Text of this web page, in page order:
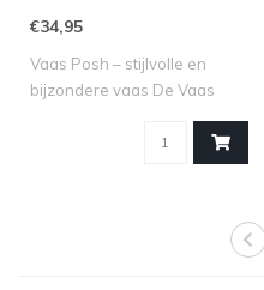
€34,95
Vaas Posh – stijlvolle en
bijzondere vaas De Vaas